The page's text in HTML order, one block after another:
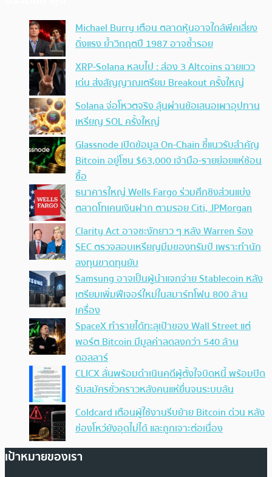
Michael Burry เตือน ตลาดหุ้นอาจใกล้พีคเสี่ยง
ดิ่งแรง ย้ำวิกฤตปี 1987 อาจซ้ำรอย
XRP-Solana หลบไป : ส่อง 3 Altcoins ฉายแวว
เด่น ส่งสัญญาณเตรียม Breakout ครั้งใหญ่
Solana จ่อโหวตจริง ลุ้นผ่านข้อเสนอเผาอุปทาน
เหรียญ SOL ครั้งใหญ่
Glassnode เปิดข้อมูล On-Chain ชี้แนวรับสำคัญ
Bitcoin อยู่โซน $63,000 เจ้ามือ-รายย่อยแห่ช้อน
ซื้อ
ธนาคารใหญ่ Wells Fargo ร่วมศึกชิงส่วนแบ่ง
ตลาดโทเคนเงินฝาก ตามรอย Citi, JPMorgan
Clarity Act อาจชะงักยาว ๆ หลัง Warren ร้อง
SEC ตรวจสอบเหรียญมีมของทรัมป์ เพราะทำนัก
ลงทุนขาดทุนยับ
Samsung อาจเป็นผู้นำแจกจ่าย Stablecoin หลัง
เตรียมเพิ่มฟีเจอร์ใหม่ในสมาร์ทโฟน 800 ล้าน
เครื่อง
SpaceX ทำรายได้ทะลุเป้าของ Wall Street แต่
พอร์ต Bitcoin มีมูลค่าลดลงกว่า 540 ล้าน
ดอลลาร์
CLICX ลั่นพร้อมดำเนินคดีผู้ตั้งใจบิดหนี้ พร้อมปิด
รับสมัครชั่วคราวหลังคนแห่ยื่นจนระบบล้น
Coldcard เตือนผู้ใช้งานรีบย้าย Bitcoin ด่วน หลัง
ช่องโหว่ยังอุดไม่ได้ และถูกเจาะต่อเนื่อง
เป้าหมายของเรา